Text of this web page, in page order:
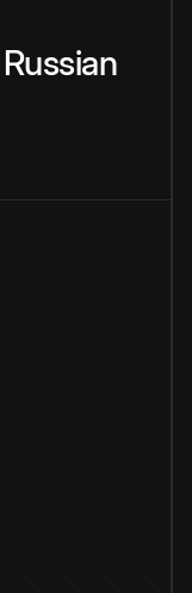
Russian